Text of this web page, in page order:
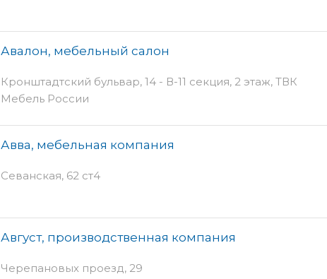
Авалон, мебельный салон
Кронштадтский бульвар, 14 - В-11 секция, 2 этаж, ТВК
Мебель России
Авва, мебельная компания
Севанская, 62 ст4
Август, производственная компания
Черепановых проезд, 29